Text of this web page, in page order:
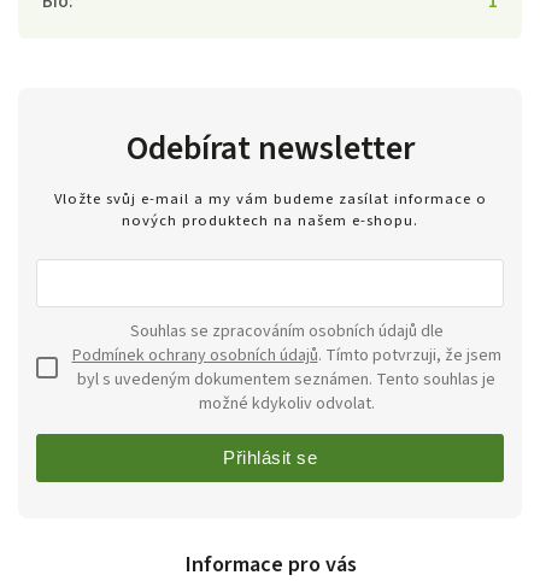
Odebírat newsletter
Vložte svůj e-mail a my vám budeme zasílat informace o
nových produktech na našem e-shopu.
Podmínek ochrany osobních údajů. Tímto potvrzuji, že jsem
byl s uvedeným dokumentem seznámen. Tento souhlas je
možné kdykoliv odvolat.
Přihlásit se
Informace pro vás